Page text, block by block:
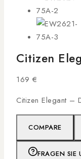
Citizen
169 €
Citizen Elegant –
COMPARE
FRAGEN SIE